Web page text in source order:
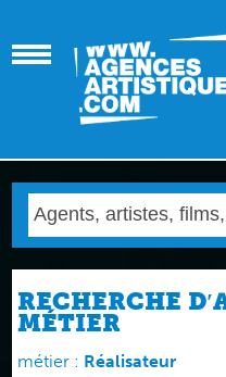
RECHERCHE
MÉTIER
métier : Réalisateur